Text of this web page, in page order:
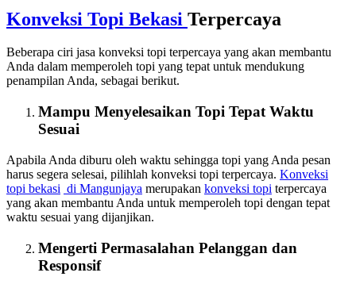
Konveksi Topi Bekasi Terpercaya
Beberapa ciri jasa konveksi topi terpercaya yang akan membantu
Anda dalam memperoleh topi yang tepat untuk mendukung
penampilan Anda, sebagai berikut.
Mampu Menyelesaikan Topi Tepat Waktu
Sesuai
Apabila Anda diburu oleh waktu sehingga topi yang Anda pesan
harus segera selesai, pilihlah konveksi topi terpercaya. Konveksi
topi bekasi di Mangunjaya merupakan konveksi topi terpercaya
yang akan membantu Anda untuk memperoleh topi dengan tepat
waktu sesuai yang dijanjikan.
Mengerti Permasalahan Pelanggan dan
Responsif